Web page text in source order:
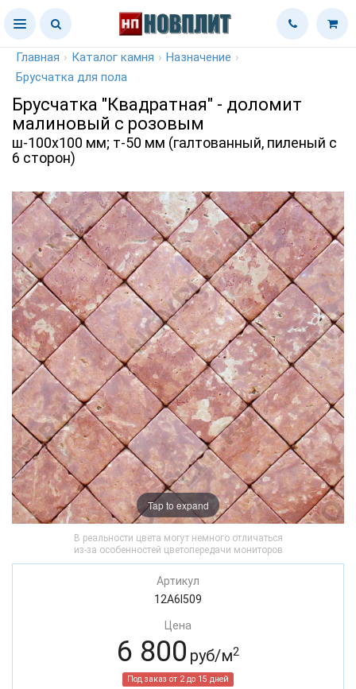
Главная › Каталог камня › Назначение ›
Брусчатка для пола
Брусчатка "Квадратная" - доломит
малиновый с розовым
ш-100х100 мм; т-50 мм (галтованный, пиленый с
6 сторон)
Tap to expand
В реальности цвета могут немного отличаться
из-за особенностей цветопередачи мониторов
Артикул
12A6I509
Цена
6 800 руб/м2
Под заказ от 2 до 15 дней